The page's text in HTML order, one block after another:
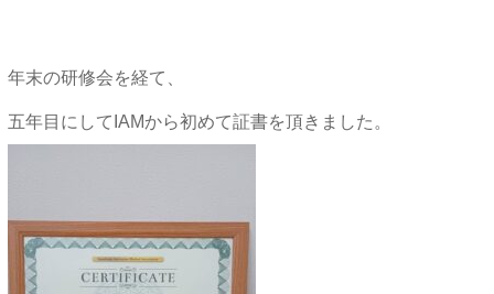
年末の研修会を経て、
五年目にしてIAMから初めて証書を頂きました。